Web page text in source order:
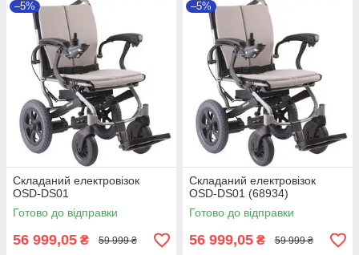
–5%
Складаний електровізок
OSD-DS01
Готово до відправки
56 999,05 ₴ 59 999 ₴
–5%
Складаний електровізок
OSD-DS01 (68934)
Готово до відправки
56 999,05 ₴ 59 999 ₴